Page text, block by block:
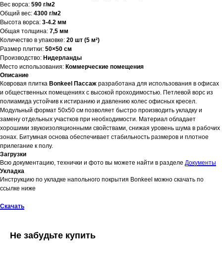
Вес ворса: 590 г/м2
Общий вес: 4300 г/м2
Высота ворса: 3-4.2 мм
Общая толщина: 7,5 мм
Количество в упаковке: 20 шт (5 м²)
Размер плитки: 50×50 см
Производство: Нидерланды
Место использования: Коммерческие помещения
Описание
Ковровая плитка Bonkeel Пассаж разработана для использования в офисах
и общественных помещениях с высокой проходимостью. Петлевой ворс из
полиамида устойчив к истиранию и давлению колес офисных кресел.
Модульный формат 50х50 см позволяет быстро производить укладку и
замену отдельных участков при необходимости. Материал обладает
хорошими звукоизоляционными свойствами, снижая уровень шума в рабочих
зонах. Битумная основа обеспечивает стабильность размеров и плотное
прилегание к полу.
Загрузки
Всю документацию, технички и фото вы можете найти в разделе Документы
Укладка
Инструкцию по укладке напольного покрытия Bonkeel можно скачать по
ссылке ниже
Скачать
Не забудьте купить